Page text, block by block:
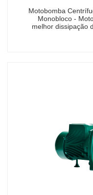
Motobomba
Monobloco -
melhor dissipação